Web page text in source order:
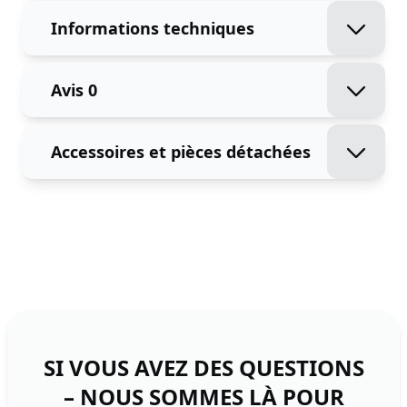
Informations techniques
Avis 0
Accessoires et pièces détachées
SI VOUS AVEZ DES QUESTIONS
– NOUS SOMMES LÀ POUR